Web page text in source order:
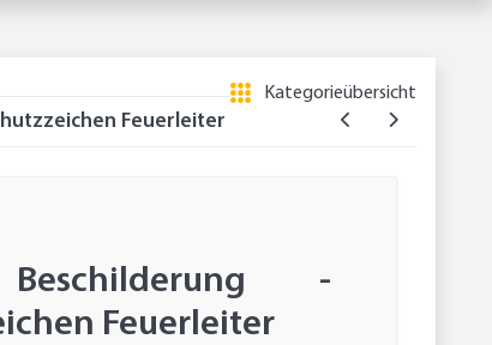
Feuerleiter
Kategorieübersicht
-
Feuerleiter